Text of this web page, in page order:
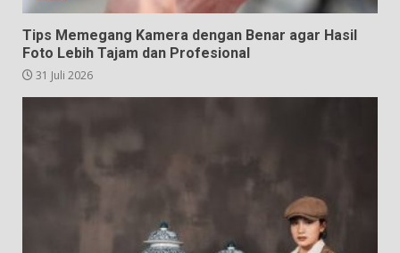
Tips Memegang Kamera dengan Benar agar Hasil
Foto Lebih Tajam dan Profesional
31 Juli 2026